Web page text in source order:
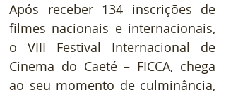
Após receber 134 inscrições de
filmes nacionais e internacionais,
o VIII Festival Internacional de
Cinema do Caeté – FICCA, chega
ao seu momento de culminância,